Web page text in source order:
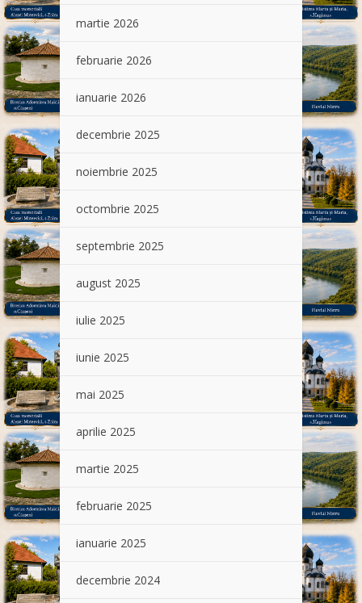
martie 2026
februarie 2026
ianuarie 2026
decembrie 2025
noiembrie 2025
octombrie 2025
septembrie 2025
august 2025
iulie 2025
iunie 2025
mai 2025
aprilie 2025
martie 2025
februarie 2025
ianuarie 2025
decembrie 2024